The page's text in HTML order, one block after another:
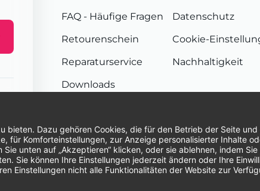
FAQ - Häufige Fragen
Retourenschein
Reparaturservice
Downloads
Datenschutz
Cookie-
Nachhaltigkeit